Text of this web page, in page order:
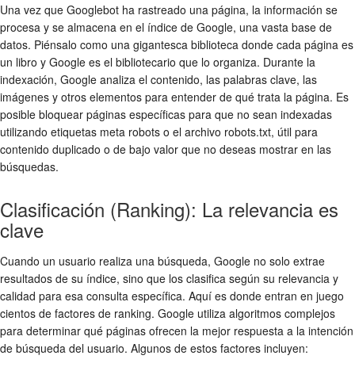
Una vez que Googlebot ha rastreado una página, la información se
procesa y se almacena en el índice de Google, una vasta base de
datos. Piénsalo como una gigantesca biblioteca donde cada página es
un libro y Google es el bibliotecario que lo organiza. Durante la
indexación, Google analiza el contenido, las palabras clave, las
imágenes y otros elementos para entender de qué trata la página. Es
posible bloquear páginas específicas para que no sean indexadas
utilizando etiquetas meta robots o el archivo robots.txt, útil para
contenido duplicado o de bajo valor que no deseas mostrar en las
búsquedas.
Clasificación (Ranking): La relevancia es
clave
Cuando un usuario realiza una búsqueda, Google no solo extrae
resultados de su índice, sino que los clasifica según su relevancia y
calidad para esa consulta específica. Aquí es donde entran en juego
cientos de factores de ranking. Google utiliza algoritmos complejos
para determinar qué páginas ofrecen la mejor respuesta a la intención
de búsqueda del usuario. Algunos de estos factores incluyen: